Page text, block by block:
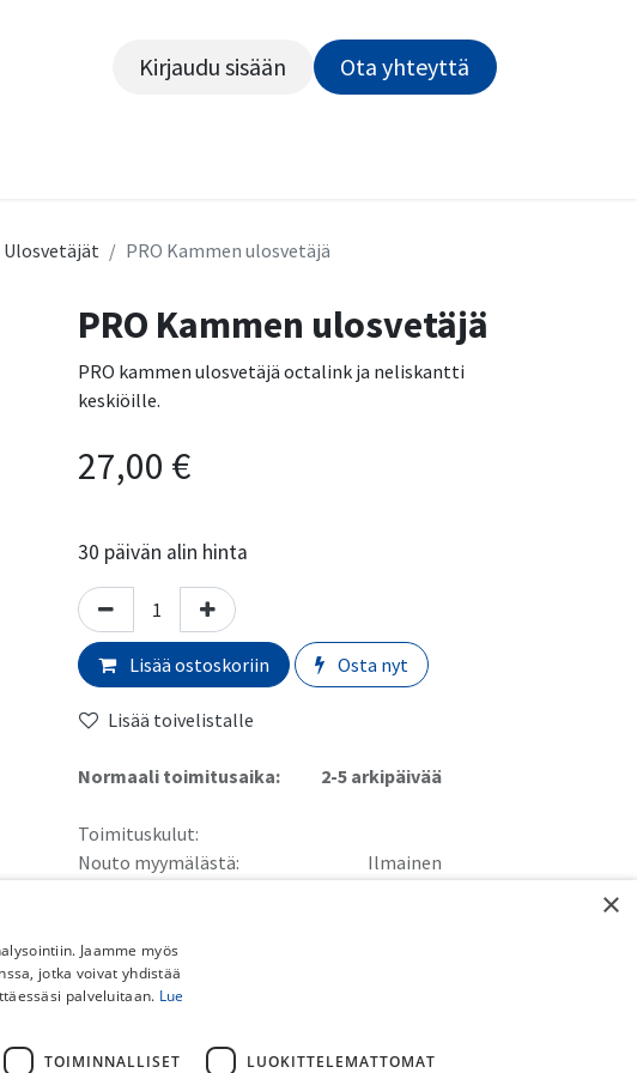
Kirjaudu sisään Ota yhteyttä​​​​​​
Ulosvetäjät PRO Kammen ulosvetäjä
PRO Kammen ulosvetäjä
PRO kammen ulosvetäjä octalink ja neliskantti
keskiöille.
27,00 €
30 päivän alin hinta
Lisää ostoskoriin Osta nyt
Lisää toivelistalle
Normaali toimitusaika: ​​​2-5 arkipäivää
Toimituskulut:
Nouto myymälästä:
​​​​​Ilmainen
Ilmainen toimitus yli 150€ DB Schenker ja Postipaketteihin (ei
pyörille).
Pyörän kotiinkuljetus:
×
Jaamme myös
jotka voivat yhdistää
palveluitaan. Lue
TOIMINNALLISET LUOKITTELEMATTOMAT